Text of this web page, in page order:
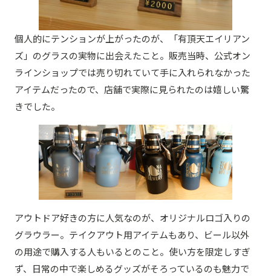
個人的にテンションが上がったのが、「有頂天エイリアン
ズ」のグラスの実物に出会えたこと。販売当時、公式オン
ラインショップでは売り切れていて手に入れられなかった
アイテムだったので、店舗で実際に見られたのは嬉しい驚
きでした。
アウトドア好きの方に人気なのが、オリジナルロゴ入りの
グラウラー。テイクアウト用アイテムもあり、ビール以外
の用途で購入する人もいるとのこと。使い方を限定しすぎ
ず、日常の中で楽しめるグッズがそろっているのも魅力で